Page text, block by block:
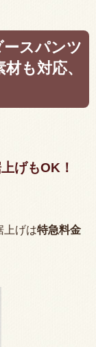
スパンツ
も対応、
げもOK！
上げは特急料金